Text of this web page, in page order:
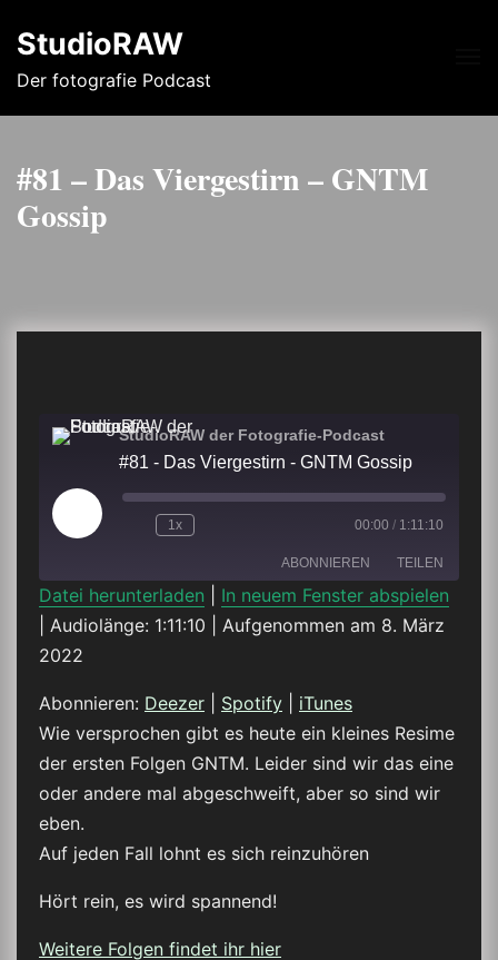
StudioRAW
Der fotografie Podcast
#81 – Das Viergestirn – GNTM
Gossip
StudioRAW der Fotografie-Podcast
#81 - Das Viergestirn - GNTM Gossip
Play
Episode
1x 00:00 / 1:11:10
ABONNIEREN TEILEN
Deezer Spotify
RSS FEED
TEILEN
EMBED
Datei herunterladen
In neuem Fenster abspielen
Audiolänge: 1:11:10
Aufgenommen am 8. März
2022
Abonnieren: Deezer Spotify
iTunes
Wie versprochen gibt es heute ein kleines Resime
der ersten Folgen GNTM. Leider sind wir das eine
oder andere mal abgeschweift, aber so sind wir
eben.
Auf jeden Fall lohnt es sich reinzuhören
Hört rein, es wird spannend!
Weitere Folgen findet ihr hier